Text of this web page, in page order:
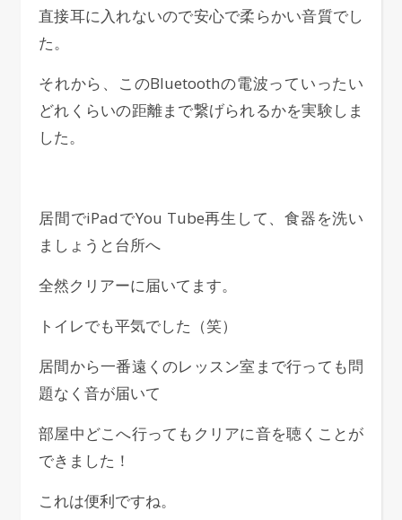
直接耳に入れないので安心で柔らかい音質でし
た。
それから、このBluetoothの電波っていったい
どれくらいの距離まで繋げられるかを実験しま
した。
居間でiPadでYou Tube再生して、食器を洗い
ましょうと台所へ
全然クリアーに届いてます。
トイレでも平気でした（笑）
居間から一番遠くのレッスン室まで行っても問
題なく音が届いて
部屋中どこへ行ってもクリアに音を聴くことが
できました！
これは便利ですね。